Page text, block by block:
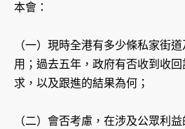
本會：
（一）現時全港有多少條私家街
用；過去五年，政府有否收到收
求，以及跟進的結果為何；
（二）會否考慮，在涉及公眾利